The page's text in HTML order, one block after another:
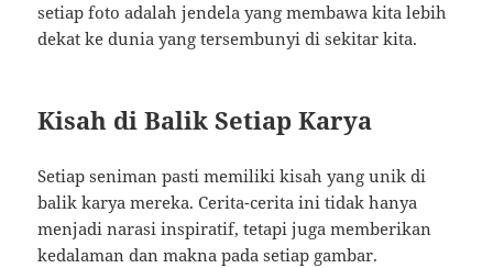
setiap foto adalah jendela yang membawa kita lebih
dekat ke dunia yang tersembunyi di sekitar kita.
Kisah di Balik Setiap Karya
Setiap seniman pasti memiliki kisah yang unik di
balik karya mereka. Cerita-cerita ini tidak hanya
menjadi narasi inspiratif, tetapi juga memberikan
kedalaman dan makna pada setiap gambar.